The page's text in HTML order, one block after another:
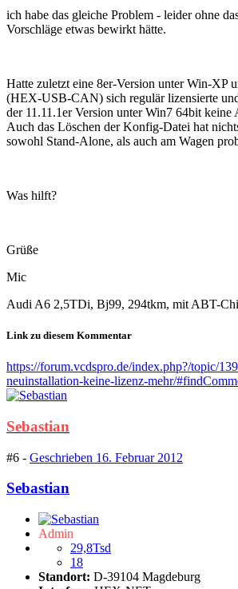
ich habe das gleiche Problem - leider ohne
Vorschläge etwas bewirkt hätte.
Hatte zuletzt eine 8er-Version unter Win-XP
(HEX-USB-CAN) sich regulär lizensierte
der 11.11.1er Version unter Win7 64bit keine
Auch das Löschen der Konfig-Datei hat
sowohl Stand-Alone, als auch am Wagen
Was hilft?
Grüße
Mic
Audi A6 2,5TDi, Bj99, 294tkm, mit ABT-
Link zu diesem Kommentar
https://forum.vcdspro.de/index.php?/topic/
neuinstallation-keine-lizenz-mehr/
Sebastian
#6 - Geschrieben 16. Februar 2012
Sebastian
Admin
29,8Tsd
18
Standort: D-39104 Magdeburg